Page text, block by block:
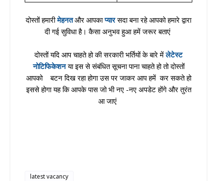
दोस्तों हमारीमेहनतऔर आपकाप्यारसदा बना रहे आपको हमारे द्वारा
दी गई सुविधा है। कैसा अनुभव हुआ हमें जरूर बताएं
दोस्तों यदि आप चाहते हो की सरकारी भर्तियों के बारे मेंलेटेस्ट
नोटिफिकेशनया इस से संबंधित सूचना पाना चाहते हो तो दोस्तों
आपको बटन दिख रहा होगा उस पर जाकर आप हमें कर सकते हो
इससे होगा यह कि आपके पास जो भी नए -नए अपडेट होंगे और तुरंत
आ जाएं
latest vacancy